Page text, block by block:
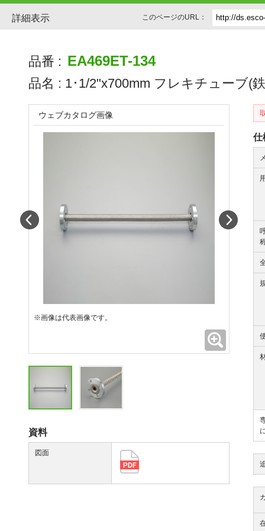
詳細表示 このページのURL：
品番 : EA469ET-134
品名 : 1･1/2"x700mm フレキチューブ(
仕
ウェブカタログ画像
※画像は代表画像です。
資料
図面